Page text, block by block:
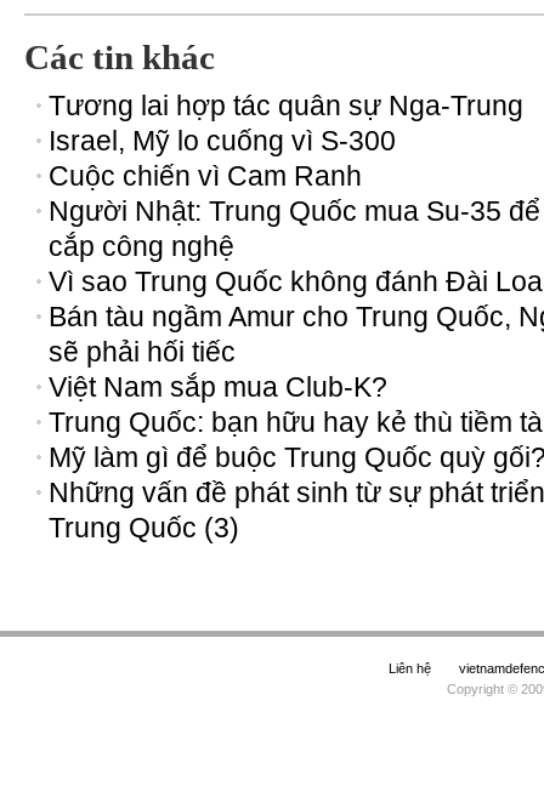
Các tin khác
Tương lai hợp tác quân sự Nga-Trung
Israel, Mỹ lo cuống vì S-300
Cuộc chiến vì Cam Ranh
Người Nhật: Trung Quốc mua Su-35
cắp công nghệ
Vì sao Trung Quốc không đánh Đài
Bán tàu ngầm Amur cho Trung Quốc,
sẽ phải hối tiếc
Việt Nam sắp mua Club-K?
Trung Quốc: bạn hữu hay kẻ thù tiềm
Mỹ làm gì để buộc Trung Quốc quỳ
Những vấn đề phát sinh từ sự phát
Trung Quốc (3)
Liên hệ
Copyright ©